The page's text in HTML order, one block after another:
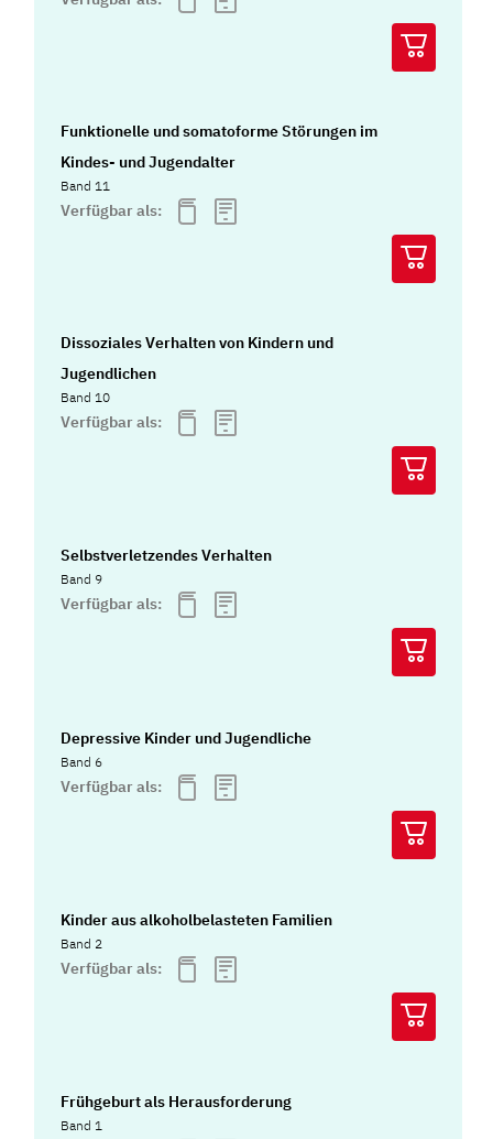
Funktionelle und somatoforme Störungen im
Kindes- und Jugendalter
Band 11
Verfügbar als:
Dissoziales Verhalten von Kindern und
Jugendlichen
Band 10
Verfügbar als:
Selbstverletzendes Verhalten
Band 9
Verfügbar als:
Depressive Kinder und Jugendliche
Band 6
Verfügbar als:
Kinder aus alkoholbelasteten Familien
Band 2
Verfügbar als:
Frühgeburt als Herausforderung
Band 1